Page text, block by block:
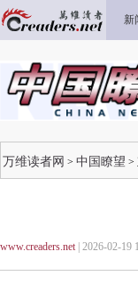
新
万维读者网 > 中国瞭望 >
www.creaders.net| 2026-02-19